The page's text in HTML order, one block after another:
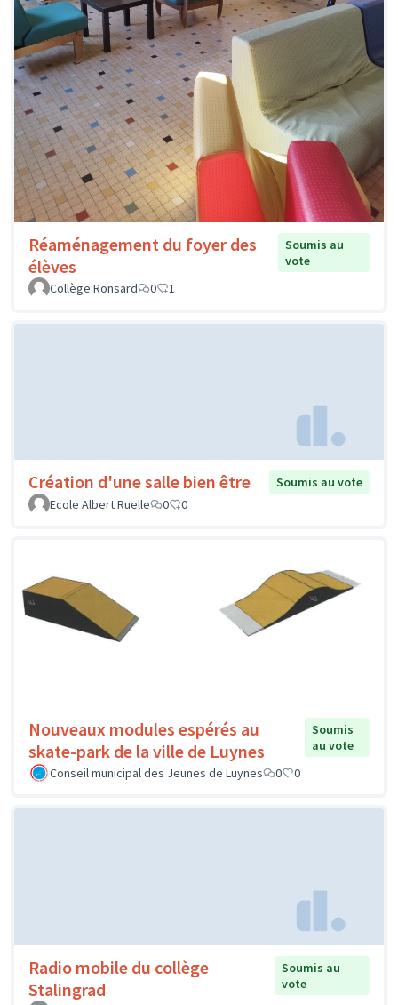
Réaménagement du foyer des
élèves
Soumis au
vote
Collège Ronsard
0 1
Création d'une salle bien être
Soumis au vote
Ecole Albert Ruelle
0 0
Nouveaux modules espérés au
skate-park de la ville de Luynes
Soumis
au vote
Conseil municipal des Jeunes de Luynes
0 0
Radio mobile du collège
Stalingrad
Soumis au
vote